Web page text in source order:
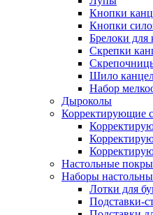
Кнопки
Кнопки
Брелоки для
Скрепки
Шило
Набор
Дыроколы
Корректирующие
Настольные
Наборы
Лотки для
Подставки-